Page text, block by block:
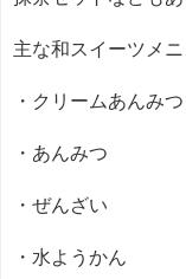
主な和スイーツメ
・クリームあんみつ
・あんみつ
・ぜんざい
・水ようかん